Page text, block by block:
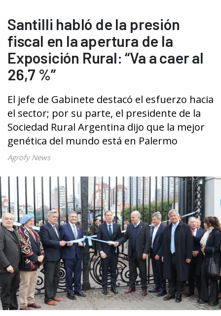
Santilli habló de la presión
fiscal en la apertura de la
Exposición Rural: “Va a caer al
26,7 %”
El jefe de Gabinete destacó el esfuerzo hacia
el sector; por su parte, el presidente de la
Sociedad Rural Argentina dijo que la mejor
genética del mundo está en Palermo
Agrofy News